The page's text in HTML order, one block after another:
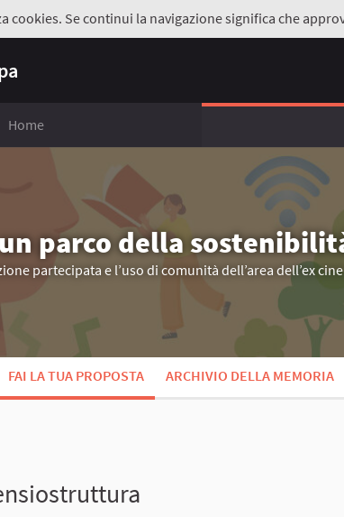
cookies. Se continui la navigazione significa che
Home
parco della
partecipata e l’uso di comunità dell’area dell’ex
FAI LA TUA PROPOSTA ARCHIVIO DELLA MEMORIA